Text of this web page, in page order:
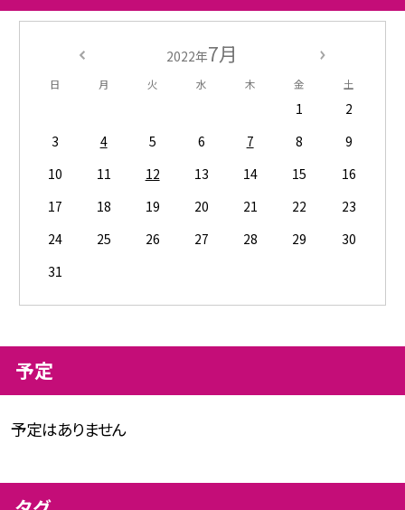
2022年7月
日 月 火 水 木 金 土
1
2
3
4 5 6 7 8
9
10
11 12 13 14 15
16
17
18 19 20 21 22
23
24
25 26 27 28 29
30
31
予定
予定はありません